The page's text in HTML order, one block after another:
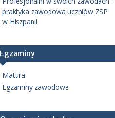
praktyka zawodowa uczniów ZSP
w Hiszpanii
Egzaminy
Matura
Egzaminy zawodowe